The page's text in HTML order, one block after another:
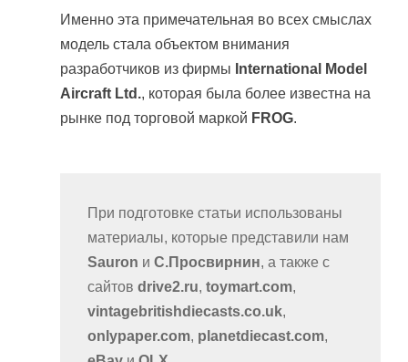
Именно эта примечательная во всех смыслах
модель стала объектом внимания
разработчиков из фирмы International Model
Aircraft Ltd., которая была более известна на
рынке под торговой маркой FROG.
При подготовке статьи использованы
материалы, которые представили нам
Sauron и С.Просвирнин, а также с
сайтов drive2.ru, toymart.com,
vintagebritishdiecasts.co.uk,
onlypaper.com, planetdiecast.com,